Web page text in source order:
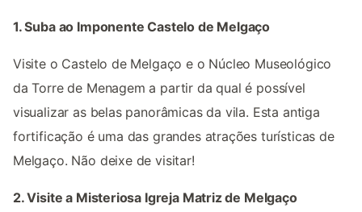
1. Suba ao Imponente Castelo de Melgaço
Visite o Castelo de Melgaço e o Núcleo Museológico
da Torre de Menagem a partir da qual é possível
visualizar as belas panorâmicas da vila. Esta antiga
fortificação é uma das grandes atrações turísticas de
Melgaço. Não deixe de visitar!
2. Visite a Misteriosa Igreja Matriz de Melgaço